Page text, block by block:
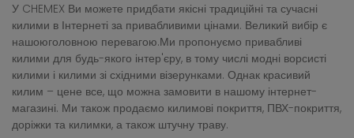
У CHEMEX Ви можете придбати якісні традиційні та сучасні
килими в Інтернеті за привабливими цінами. Великий вибір є
нашоюголовною перевагою.Ми пропонуємо привабливі
килими для будь-якого інтер'єру, в тому числі модні ворсисті
килими і килими зі східними візерунками. Однак красивий
килим – цене все, що можна замовити в нашому інтернет-
магазині. Ми також продаємо килимові покриття, ПВХ-покриття,
доріжки та килимки, а також штучну траву.